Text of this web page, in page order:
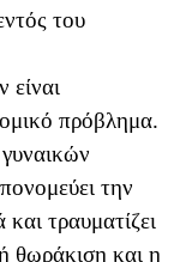
του
είναι
πρόβλημα.
την
τραυματίζει
θωράκιση και η